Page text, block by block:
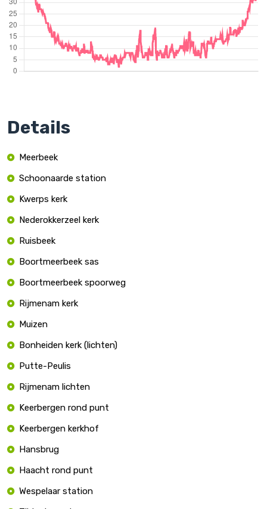
Details
Meerbeek
Schoonaarde station
Kwerps kerk
Nederokkerzeel kerk
Ruisbeek
Boortmeerbeek sas
Boortmeerbeek spoorweg
Rijmenam kerk
Muizen
Bonheiden kerk (lichten)
Putte-Peulis
Rijmenam lichten
Keerbergen rond punt
Keerbergen kerkhof
Hansbrug
Haacht rond punt
Wespelaar station